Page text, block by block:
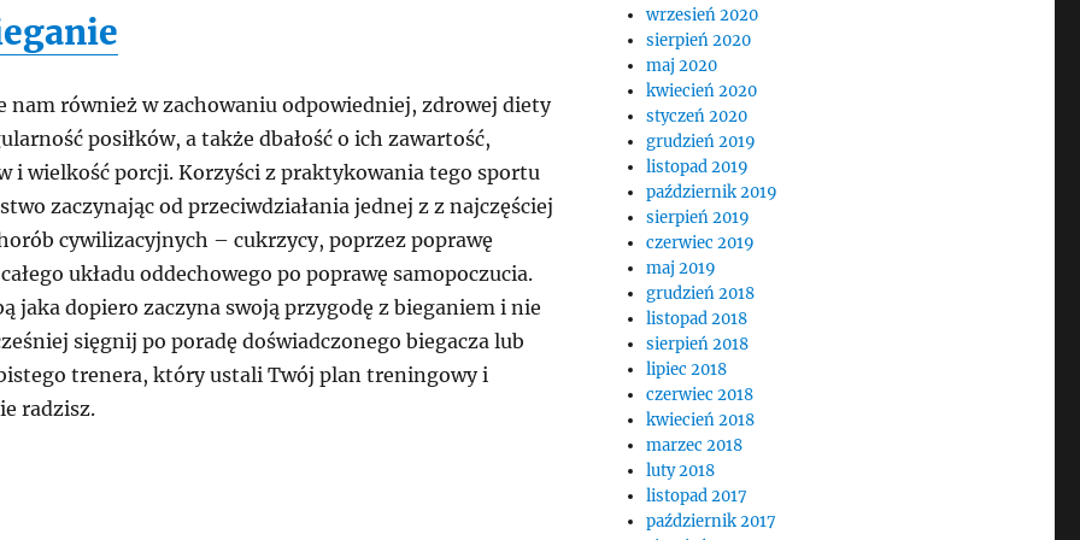
nam również w zachowaniu odpowiedniej, zdrowej diety
posiłków, a także dbałość o ich zawartość,
i wielkość porcji. Korzyści z praktykowania tego sportu
zaczynając od przeciwdziałania jednej z z najczęściej
cywilizacyjnych – cukrzycy, poprzez poprawę
układu oddechowego po poprawę samopoczucia.
jaka dopiero zaczyna swoją przygodę z bieganiem i nie
sięgnij po poradę doświadczonego biegacza lub
trenera, który ustali Twój plan treningowy i
radzisz.
wrzesień 2020
sierpień 2020
maj 2020
kwiecień 2020
styczeń 2020
grudzień 2019
listopad 2019
październik 2019
sierpień 2019
czerwiec 2019
maj 2019
grudzień 2018
listopad 2018
sierpień 2018
lipiec 2018
czerwiec 2018
kwiecień 2018
marzec 2018
luty 2018
listopad 2017
październik 2017